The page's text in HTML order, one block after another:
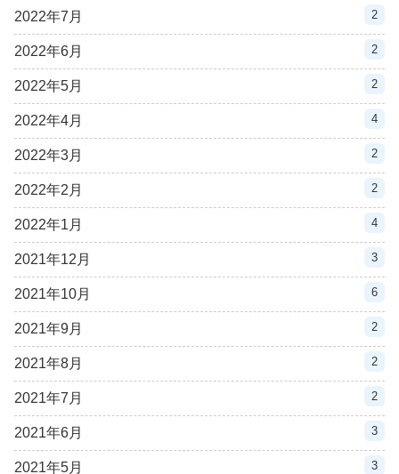
2022年7月 2
2022年6月 2
2022年5月 2
2022年4月 4
2022年3月 2
2022年2月 2
2022年1月 4
2021年12月 3
2021年10月 6
2021年9月 2
2021年8月 2
2021年7月 2
2021年6月 3
2021年5月 3